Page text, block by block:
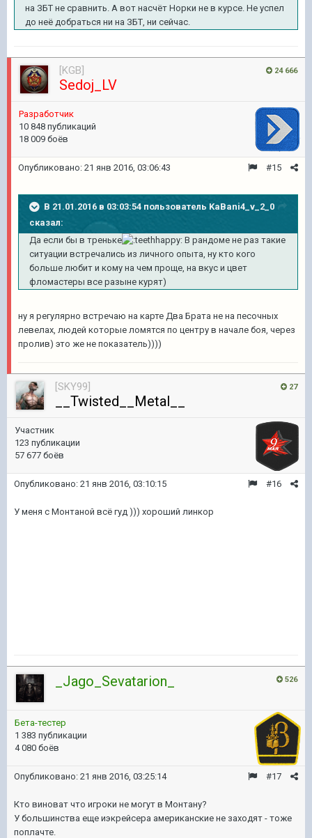
на ЗБТ не сравнить. А вот насчёт Норки не в курсе. Не успел
до неё добраться ни на ЗБТ, ни сейчас.
24 666
[KGB]
Sedoj_LV
Pазработчик
10 848 публикаций
18 009 боёв
#15
Опубликовано: 21 янв 2016, 03:06:43
В 21.01.2016 в 03:03:54 пользователь KaBani4_v_2_0
сказал:
Да если бы в треньке
В рандоме не раз такие
ситуации встречались из личного опыта, ну кто кого
больше любит и кому на чем проще, на вкус и цвет
фломастеры все разыне курят)
ну я регулярно встречаю на карте Два Брата не на песочных
левелах, людей которые ломятся по центру в начале боя, через
пролив) это же не показатель))))
27
[SKY99]
__Twisted__Metal__
Участник
123 публикации
57 677 боёв
#16
Опубликовано: 21 янв 2016, 03:10:15
У меня с Монтаной всё гуд ))) хороший линкор
526
_Jago_Sevatarion_
Бета-тестер
1 383 публикации
4 080 боёв
#17
Опубликовано: 21 янв 2016, 03:25:14
Кто виноват что игроки не могут в Монтану?
У большинства еще иэкрейсера американские не заходят - тоже
поплачте.